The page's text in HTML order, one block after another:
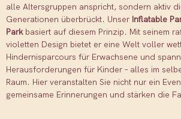
alle Altersgruppen anspricht, sondern aktiv
Generationen überbrückt. Unser Inflatable
Parkbasiert auf diesem Prinzip. Mit seinem
violetten Design bietet er eine Welt voller
Hindernisparcours für Erwachsene und
Herausforderungen für Kinder – alles im
Raum. Hier veranstalten Sie nicht nur ein
gemeinsame Erinnerungen und stärken die